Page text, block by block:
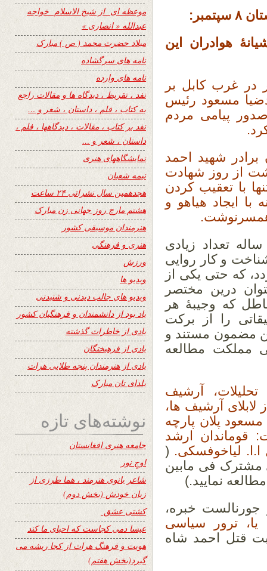
هوادران این
در غرب کابل بر
مسعود رئیس
پیامی مردم
شهید احمد
از روز شهادت
با تعقیب کردن
ایجاد هیاهو و
همسرنوشت.
تعداد زیادی
و کار روایی
که حتی یکی از
درین مختصر
که وجیبۀ هر
را از برکت
مضمون مستند و
مملکت مطالعه
آرشیف
آرشیف ها،
پلان پارچه
قوماندان ارشد
لیاخوفسکی. (
مشترک فی مابین
نمایید.)
خبره،
یا، ترور سیاسی
قتل احمد شاه
موعظه ای از شیخ الاسلام خواجه
عبدالله « انصاری »
میلاد حضرت محمد ( ص ) مبارک
نامه های سرگشاده
نامه های وارده
نفد ، تقریظ ، دیدگاه ها و مقالات راجع
به کتاب ، فلم ، داستان ، شعر و …
نفد بر کتاب ، مقالات ، دیدگاهها ، فلم ،
داستان ، شعر و …
نمایشگاههای هنری
نیمه شعبان
هجدهمین سال نشراتی ۲۴ ساعت
هشتم مارچ روز جهانی زن مبارک
هنرمندان موسیقی کشور
هنری و فرهنگی
ورزش
ویدیو ها
ویدیو های جالب دیدنی و شنیدنی
یاد بود از دانشمندان و فرهنگیان کشور
یادی از خاطرات گذشته
یادی از فرهیختگان
یادی از هنرمندان پنجه طلایی هرات
یلدای تان مبارک
نوشته‌های تازه
جامعه هنری افغانستان
اوجِ نور
شاعر بانوی هنرمند ، هما طرزی از
زبان خودش (بخش دوم)
کشتی عشق
عیسا دمی کجاست که احیای ما کند
هویت و فرهنگ هرات از کجا ریشه می
گیرد(بخش هفتم)